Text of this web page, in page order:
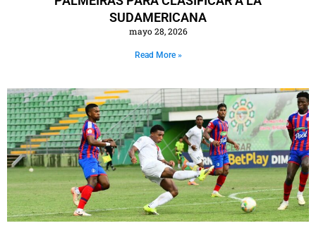
SUDAMERICANA
mayo 28, 2026
Read More »